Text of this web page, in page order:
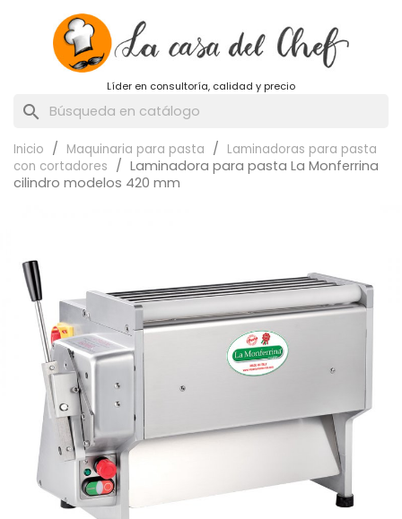
Líder en consultoría, calidad y precio
search
Inicio Maquinaria para pasta
Laminadoras para pasta
con cortadores
Laminadora para pasta La Monferrina
cilindro modelos 420 mm